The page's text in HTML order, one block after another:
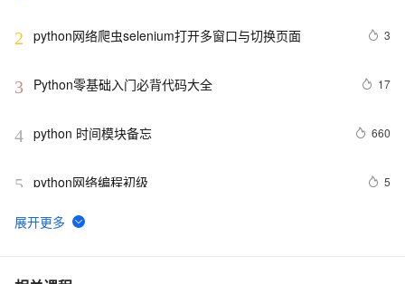
2 python网络爬虫selenium打开多窗口与切换页面 3
3 Python零基础入门必背代码大全 17
4 python 时间模块备忘 660
5 python网络编程初级 5
6 Python功能强大、灵活可扩展的Statsmodels库
python day Twelve